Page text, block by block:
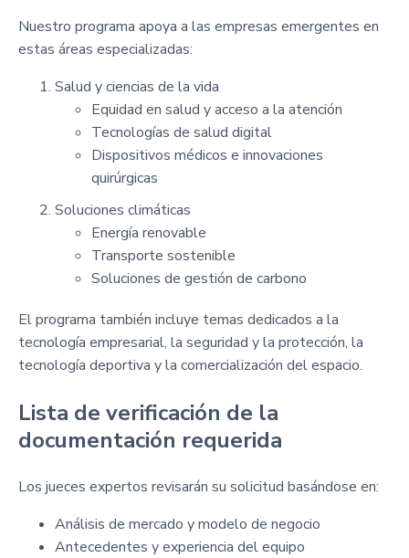
Nuestro programa apoya a las empresas emergentes en
estas áreas especializadas:
Salud y ciencias de la vida
Equidad en salud y acceso a la atención
Tecnologías de salud digital
Dispositivos médicos e innovaciones
quirúrgicas
Soluciones climáticas
Energía renovable
Transporte sostenible
Soluciones de gestión de carbono
El programa también incluye temas dedicados a la
tecnología empresarial, la seguridad y la protección, la
tecnología deportiva y la comercialización del espacio.
Lista de verificación de la
documentación requerida
Los jueces expertos revisarán su solicitud basándose en:
Análisis de mercado y modelo de negocio
Antecedentes y experiencia del equipo